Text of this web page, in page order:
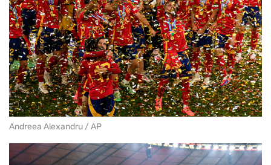
Andreea Alexandru / AP